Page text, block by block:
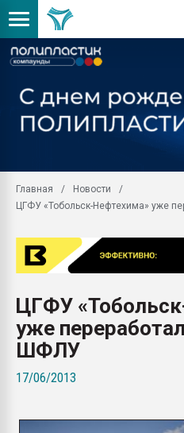
Главная
Новости
ЦГФУ «Тобольск-Нефтехима» уже
ЦГФУ
уже
ШФЛУ
17/06/2013